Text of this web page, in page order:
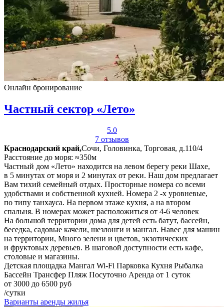
Онлайн бронирование
Частный сектор «Лето»
5.0
7 отзывов
Краснодарский край,Сочи, Головинка, Торговая, д.110/4
Расстояние до моря: ≈350м
Частный дом «Лето» находится на левом берегу реки Шахе,
в 5 минутах от моря и 2 минутах от реки. Наш дом предлагает
Вам тихий семейный отдых. Просторные номера со всеми
удобствами и собственной кухней. Номера 2 -х уровневые,
по типу танхауса. На первом этаже кухня, а на втором
спальня. В номерах может расположиться от 4-6 человек
На большой территории дома для детей есть батут, бассейн,
беседка, садовые качели, шезлонги и мангал. Навес для машин
на территории, Много зелени и цветов, экзотических
и фруктовых деревьев. В шаговой доступности есть кафе,
столовые и магазины.
Детская площадка Мангал Wi-Fi Парковка Кухня Рыбалка
Бассейн Трансфер Пляж Посуточно Аренда от 1 суток
от 3000 до 6500 руб
/сутки
Варианты аренды жилья